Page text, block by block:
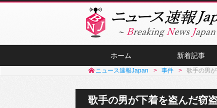
ホーム 新着記事
ニュース速報Japan 事件 歌手の男
歌手の男が下着を盗んだ窃